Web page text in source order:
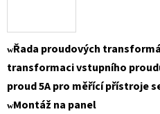
wŘada proudových
transformaci vstupního
proud 5A pro měřící přístroje
wMontáž na panel